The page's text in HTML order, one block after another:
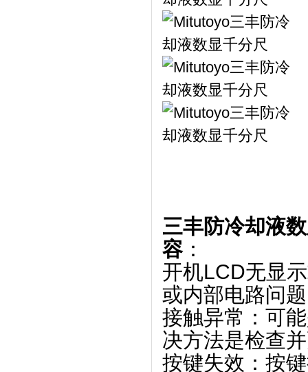
三丰防冷却液
容：
开机LCD无显
或内部电路问
接触异常 ：可
决方法是检查
按键失效 ：按